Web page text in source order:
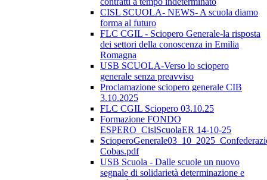
CISL SCUOLA- NEWS- A scuola diamo
forma al futuro
FLC CGIL - Sciopero Generale-la risposta
dei settori della conoscenza in Emilia
Romagna
USB SCUOLA-Verso lo sciopero
generale senza preavviso
Proclamazione sciopero generale CIB
3.10.2025
FLC CGIL Sciopero 03.10.25
Formazione FONDO
ESPERO_CislScuolaER 14-10-25
Cobas.pdf
USB Scuola - Dalle scuole un nuovo
segnale di solidarietà determinazione e